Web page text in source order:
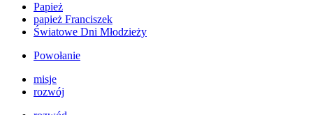
Papież
papież Franciszek
Światowe Dni Młodzieży
Powołanie
misje
rozwój